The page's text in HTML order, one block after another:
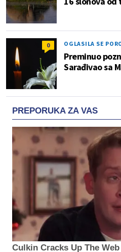
0 OGLASILA SE
Preminuo
Sarađivao sa
PREPORUKA ZA VAS
Culkin Cracks Up The